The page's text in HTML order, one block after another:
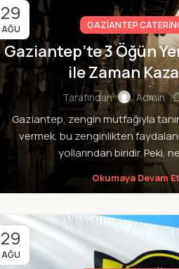
29
AĞU GAZIANTEP
Gaziantep’te 3 Öğün
ile Zaman
Tarafından Admin
Gaziantep, zengin mutfağıyla
vermek, bu zenginlikten
yollarından biridir. Peki,
Okumaya Devam Et
29
AĞU